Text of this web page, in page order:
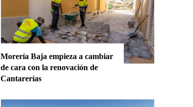
Morería Baja empieza a cambiar
de cara con la renovación de
Cantarerías